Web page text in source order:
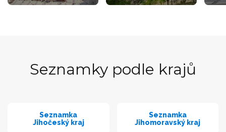
Seznamky podle krajů
Seznamka
Jihočeský kraj
Seznamka
Jihomoravský kraj